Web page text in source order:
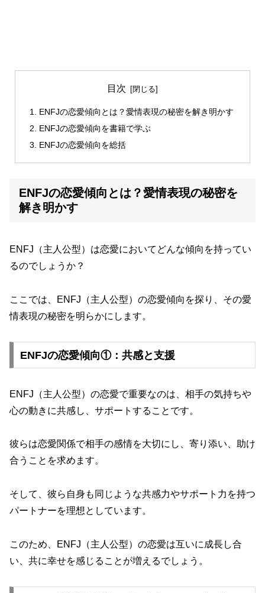
目次
ENFJの恋愛傾向とは？愛情表現の秘密を解き明かす
ENFJの恋愛傾向を書籍で学ぶ
ENFJの恋愛傾向を総括
ENFJの恋愛傾向とは？愛情表現の秘密を
解き明かす
ENFJ（主人公型）は恋愛においてどんな傾向を持ってい
るのでしょうか？
ここでは、ENFJ（主人公型）の恋愛傾向を探り、その愛
情表現の秘密を明らかにします。
ENFJの恋愛傾向①：共感と支援
ENFJ（主人公型）の恋愛で重要なのは、相手の気持ちや
心の動きに共感し、サポートすることです。
彼らは恋愛関係で相手の感情を大切にし、寄り添い、助け
合うことを求めます。
そして、彼ら自身も同じような共感力やサポート力を持つ
パートナーを理想としています。
このため、ENFJ（主人公型）の恋愛は互いに成長し合
い、共に幸せを感じることが増えるでしょう。